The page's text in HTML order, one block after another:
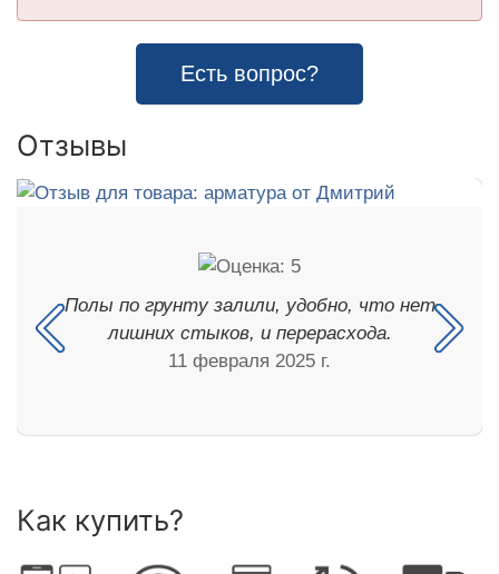
Есть вопрос?
Отзывы
Полы по грунту залили, удобно, что нет
лишних стыков, и перерасхода.
11 февраля 2025 г.
Как купить?